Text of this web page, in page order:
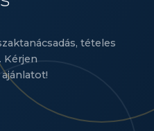
tételes
Kérjen